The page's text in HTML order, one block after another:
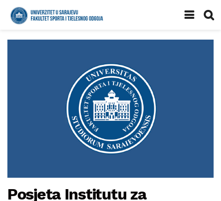
Posjeta Institutu za